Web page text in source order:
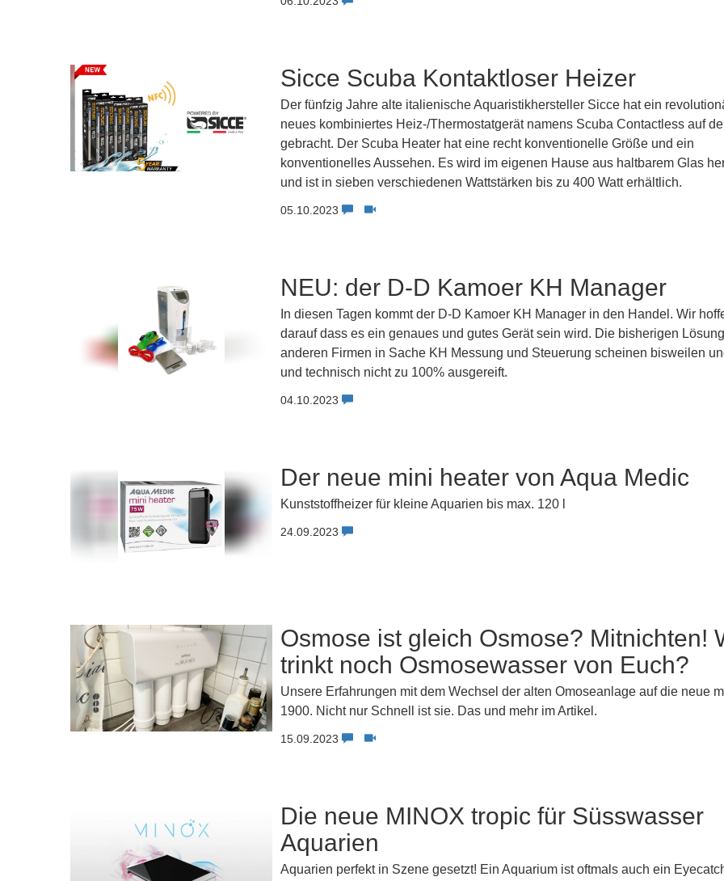
Sicce Scuba Kontaktloser Heizer
Der fünfzig Jahre alte italienische Aquaristikhersteller Sicce hat ein
neues kombiniertes Heiz-/Thermostatgerät namens Scuba Contactless auf
gebracht. Der Scuba Heater hat eine recht konventionelle Größe und ein
konventionelles Aussehen. Es wird im eigenen Hause aus haltbarem Glas
und ist in sieben verschiedenen Wattstärken bis zu 400 Watt erhältlich.
05.10.2023
NEU: der D-D Kamoer KH Manager
In diesen Tagen kommt der D-D Kamoer KH Manager in den Handel. Wir
darauf dass es ein genaues und gutes Gerät sein wird. Die bisherigen
anderen Firmen in Sache KH Messung und Steuerung scheinen bisweilen
und technisch nicht zu 100% ausgereift.
04.10.2023
Der neue mini heater von Aqua Medic
Kunststoffheizer für kleine Aquarien bis max. 120 l
24.09.2023
Osmose ist gleich Osmose? Mitnichten!
trinkt noch Osmosewasser von Euch?
Unsere Erfahrungen mit dem Wechsel der alten Omoseanlage auf die neue
1900. Nicht nur Schnell ist sie. Das und mehr im Artikel.
15.09.2023
Die neue MINOX tropic für Süsswasser
Aquarien
Aquarien perfekt in Szene gesetzt! Ein Aquarium ist oftmals auch ein